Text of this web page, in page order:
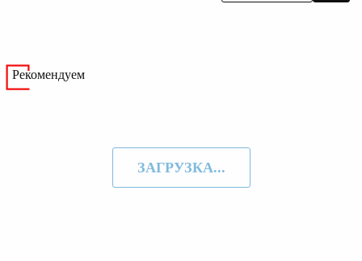
Рекомендуем
ЗАГРУЗКА...